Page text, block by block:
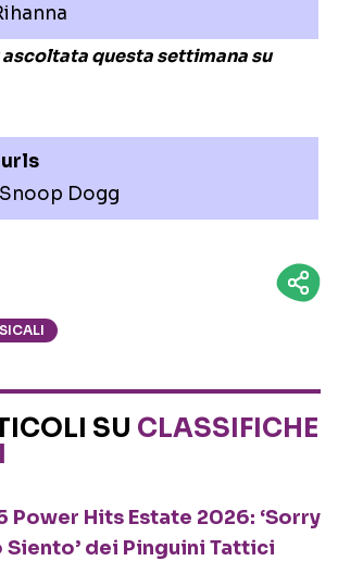
ascoltata questa settimana su
Dogg
SU CLASSIFICHE
Power Hits Estate 2026: ‘Sorry
Siento’ dei Pinguini Tattici